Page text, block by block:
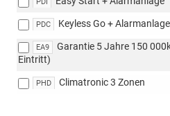
PDI
PDC Keyless Go +
EA9
Garantie 5 Jahre 150
Eintritt)
PHD Climatronic 3 Zonen